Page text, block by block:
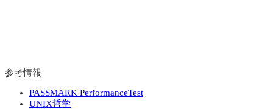
参考情報
PASSMARK PerformanceTest
UNIX哲学